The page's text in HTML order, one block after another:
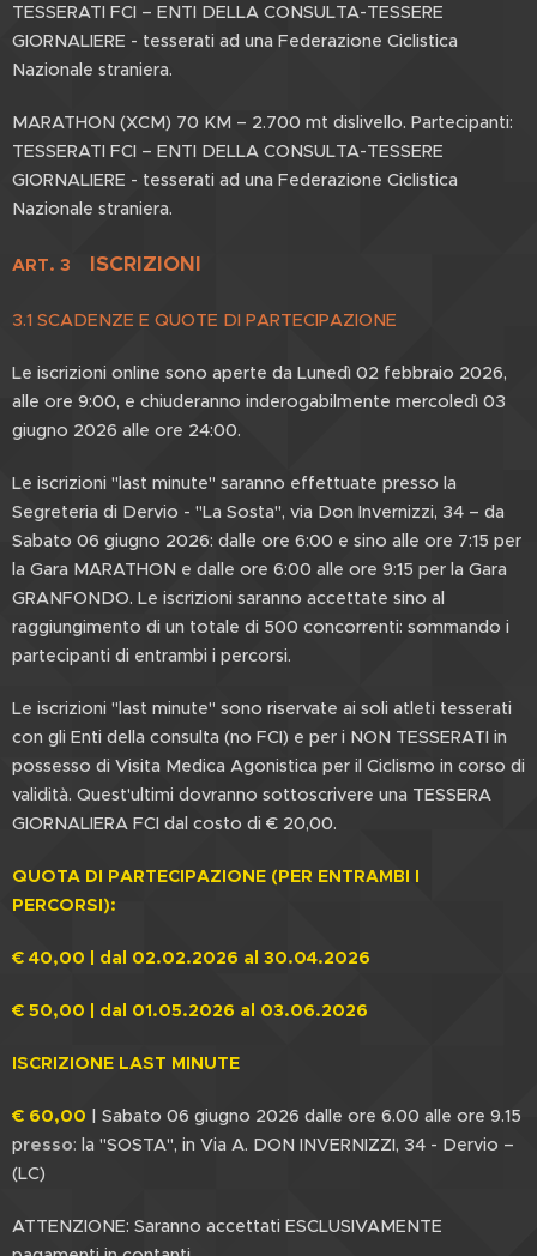
TESSERATI FCI – ENTI DELLA CONSULTA-TESSERE
GIORNALIERE - tesserati ad una Federazione Ciclistica
Nazionale straniera.
MARATHON (XCM) 70 KM – 2.700 mt dislivello. Partecipanti:
TESSERATI FCI – ENTI DELLA CONSULTA-TESSERE
GIORNALIERE - tesserati ad una Federazione Ciclistica
Nazionale straniera.
ART. 3 ISCRIZIONI
3.1 SCADENZE E QUOTE DI PARTECIPAZIONE
Le iscrizioni online sono aperte da Lunedì 02 febbraio 2026,
alle ore 9:00, e chiuderanno inderogabilmente mercoledì 03
giugno 2026 alle ore 24:00.
Le iscrizioni "last minute" saranno effettuate presso la
Segreteria di Dervio - "La Sosta", via Don Invernizzi, 34 – da
Sabato 06 giugno 2026: dalle ore 6:00 e sino alle ore 7:15 per
la Gara MARATHON e dalle ore 6:00 alle ore 9:15 per la Gara
GRANFONDO. Le iscrizioni saranno accettate sino al
raggiungimento di un totale di 500 concorrenti: sommando i
partecipanti di entrambi i percorsi.
Le iscrizioni "last minute" sono riservate ai soli atleti tesserati
con gli Enti della consulta (no FCI) e per i NON TESSERATI in
possesso di Visita Medica Agonistica per il Ciclismo in corso di
validità. Quest'ultimi dovranno sottoscrivere una TESSERA
GIORNALIERA FCI dal costo di € 20,00.
QUOTA DI PARTECIPAZIONE (PER ENTRAMBI I
PERCORSI):
€ 40,00 | dal 02.02.2026 al 30.04.2026
€ 50,00 | dal 01.05.2026 al 03.06.2026
ISCRIZIONE LAST MINUTE
€ 60,00 | Sabato 06 giugno 2026 dalle ore 6.00 alle ore 9.15
presso: la "SOSTA", in Via A. DON INVERNIZZI, 34 - Dervio –
(LC)
ATTENZIONE: Saranno accettati ESCLUSIVAMENTE